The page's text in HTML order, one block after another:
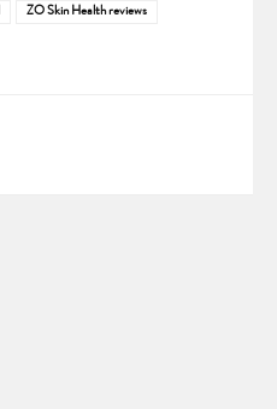
ZO Skin Health reviews